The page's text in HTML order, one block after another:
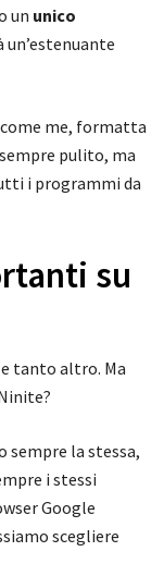
un unico
un’estenuante
me, formatta
pulito, ma
i programmi da
su
e tanto altro. Ma
sempre la stessa,
i stessi
Google
scegliere